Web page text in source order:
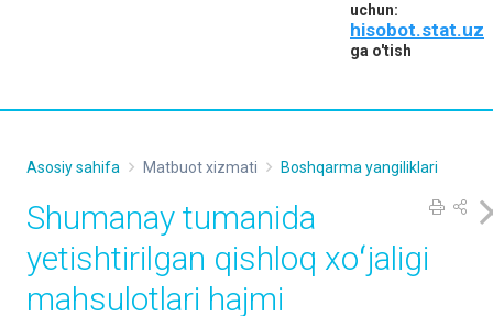
uchun:
hisobot.stat.uz
ga o'tish
Asosiy sahifa Matbuot xizmati Boshqarma yangiliklari
Shumanay tumanida
yetishtirilgan qishloq xoʻjaligi
mahsulotlari hajmi